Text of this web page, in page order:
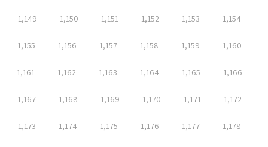
1,149 1,150 1,151 1,152 1,153 1,154
1,155 1,156 1,157 1,158 1,159 1,160
1,161 1,162 1,163 1,164 1,165 1,166
1,167 1,168 1,169 1,170 1,171 1,172
1,173 1,174 1,175 1,176 1,177 1,178